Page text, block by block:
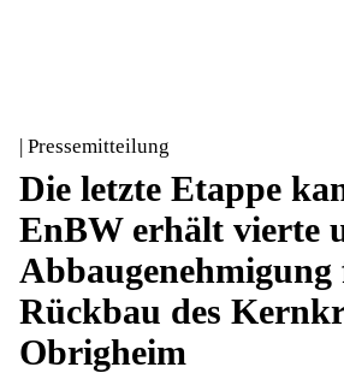
| Pressemitteilung
Die letzte Etappe
EnBW erhält vierte
Abbaugenehmigung
Rückbau des
Obrigheim